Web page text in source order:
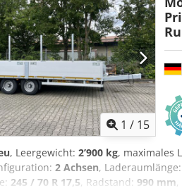
je 5,3 t, Aussenrahmen mit
Konturmarkierung und
Irrtümer und
! Chodpfxezrqlrj Actja
1 / 15
, Leergewicht: 2’900 kg, maximales
2 Achsen, Laderaumlänge:
245 / 70 R 17,5, Radstand: 990 mm,